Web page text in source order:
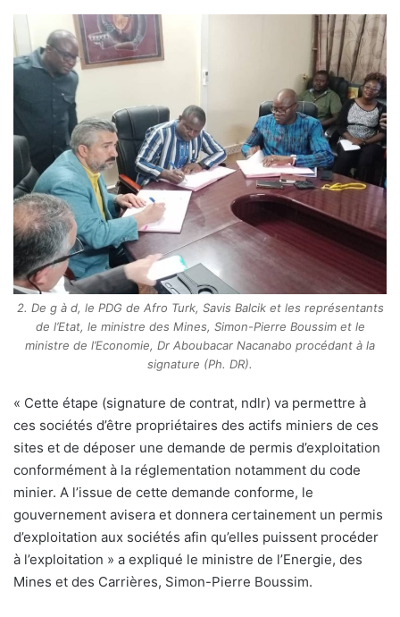
2. De g à d, le PDG de Afro Turk, Savis Balcik et les représentants
de l’Etat, le ministre des Mines, Simon-Pierre Boussim et le
ministre de l’Economie, Dr Aboubacar Nacanabo procédant à la
signature (Ph. DR).
« Cette étape (signature de contrat, ndlr) va permettre à
ces sociétés d’être propriétaires des actifs miniers de ces
sites et de déposer une demande de permis d’exploitation
conformément à la réglementation notamment du code
minier. A l’issue de cette demande conforme, le
gouvernement avisera et donnera certainement un permis
d’exploitation aux sociétés afin qu’elles puissent procéder
à l’exploitation » a expliqué le ministre de l’Energie, des
Mines et des Carrières, Simon-Pierre Boussim.